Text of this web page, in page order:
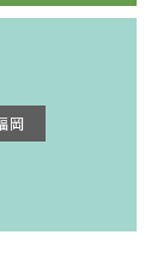
岡